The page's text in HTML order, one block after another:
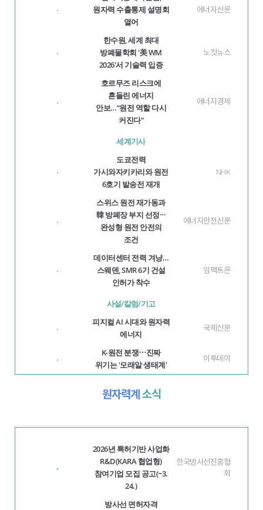
·
원자력 수출통제 설명회
열어
에너지신문
·
한수원, 세계 최대
방폐물학회 '美 WM
2026'서 기술력 입증
노컷뉴스
·
호르무즈 리스크에
흔들린 에너지
안보…“원전 역할 다시
커진다”
에너지경제
세계기사
·
도쿄전력
가시와자키카리와 원전
6호기 발송전 재개
NHK
·
스위스 원전 재가동과
韓 방폐장 부지 선정···
완성형 원전 안전의
조건
에너지안전신문
·
데이터센터 전력 겨냥…
스웨덴, SMR 6기 건설
인허가 착수
임팩트온
사설/칼럼/기고
·
피지컬 AI 시대와 원자력
에너지
국제신문
·
K-원전 분쟁⋯진짜
위기는 '모래알 생태계'
이투데이
원자력계소식
·
2026년 특허기반 사업화
R&D(KARA 협업형)
참여기업 모집 공고(~3.
24.)
한국방사선진흥협
회
방사선 면허자격